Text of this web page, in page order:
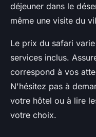
déjeuner dans le
même une visite du
Le prix du safari
services inclus.
correspond à vos
N'hésitez pas à
votre hôtel ou à lire
votre choix.